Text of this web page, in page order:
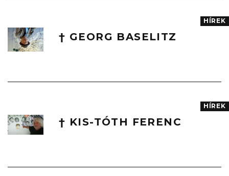
† GEORG BASELITZ
HÍREK
† KIS-TÓTH FERENC
HÍREK